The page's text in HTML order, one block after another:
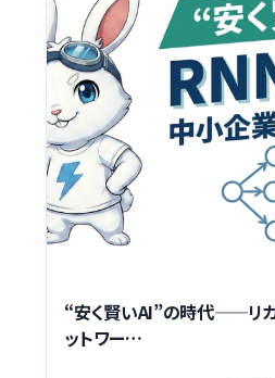
“安く賢いAI”の時代——リ
ットワー…